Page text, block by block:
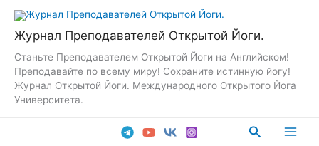
Перейти
содержимому
Журнал Преподавателей Открытой Йоги.
Станьте Преподавателем Открытой Йоги на Английском!
Преподавайте по всему миру! Сохраните истинную йогу!
Журнал Открытой Йоги. Международного Открытого Йога
Университета.
Поиск